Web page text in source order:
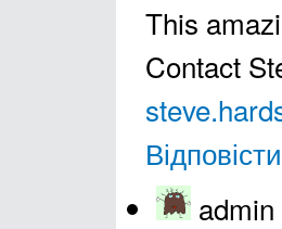
This
Contact
Відповісти
admin